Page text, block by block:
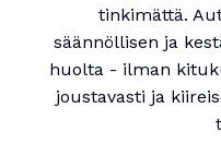
tinkimättä.
säännöllisen ja
huolta - ilman
joustavasti ja